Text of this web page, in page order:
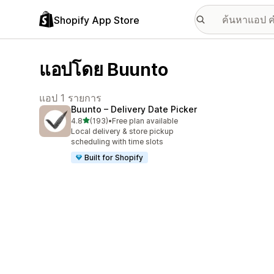
Shopify App Store
แอปโดย Buunto
แอป 1 รายการ
Buunto – Delivery Date Picker
4.8เต็ม 5 ดาว
(193)
ทั้งหมด 193 รีวิว
•Free plan available
Local delivery & store pickup
scheduling with time slots
Built for Shopify